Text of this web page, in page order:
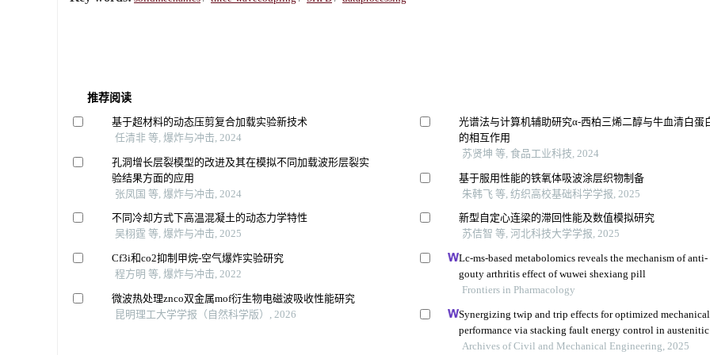
推荐阅读
基于超材料的动态压剪复合加载实验新技术
任清非 等, 爆炸与冲击, 2024
孔洞增长层裂模型的改进及其在模拟不同加载波形层裂实
验结果方面的应用
张凤国 等, 爆炸与冲击, 2024
不同冷却方式下高温混凝土的动态力学特性
吴栩霆 等, 爆炸与冲击, 2025
Cf3i和co2抑制甲烷-空气爆炸实验研究
程方明 等, 爆炸与冲击, 2022
微波热处理znco双金属mof衍生物电磁波吸收性能研究
昆明理工大学学报（自然科学版）, 2026
光谱法与计算机辅助研究α-西柏三烯二醇与牛血清白蛋
的相互作用
苏贤坤 等, 食品工业科技, 2024
基于服用性能的铁氧体吸波涂层织物制备
朱韩飞 等, 纺织高校基础科学学报, 2025
新型自定心连梁的滞回性能及数值模拟研究
苏佶智 等, 河北科技大学学报, 2025
Lc-ms-based metabolomics reveals the mechanism of anti-
gouty arthritis effect of wuwei shexiang pill
Frontiers in Pharmacology
Synergizing twip and trip effects for optimized mechanical
performance via stacking fault energy control in austenitic
steels
Archives of Civil and Mechanical Engineering, 2025